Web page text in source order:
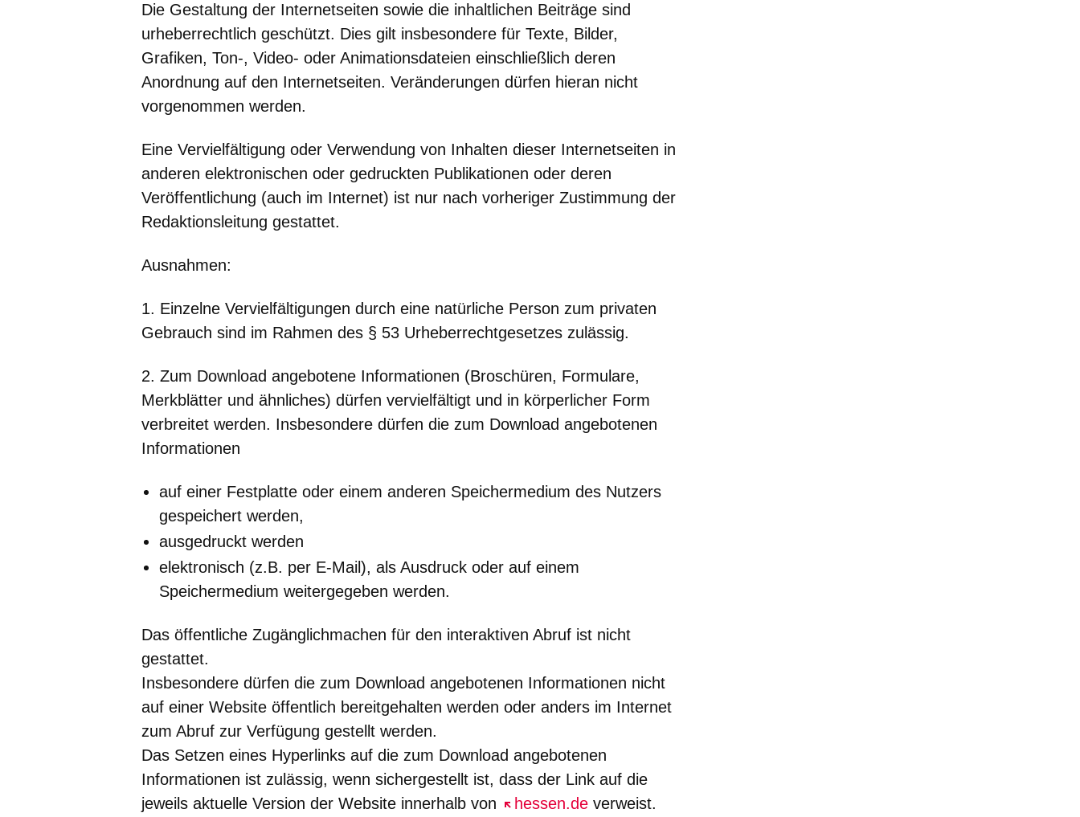
Die Gestaltung der Internetseiten sowie die inhaltlichen Beiträge sind
urheberrechtlich geschützt. Dies gilt insbesondere für Texte, Bilder,
Grafiken, Ton-, Video- oder Animationsdateien einschließlich deren
Anordnung auf den Internetseiten. Veränderungen dürfen hieran nicht
vorgenommen werden.
Eine Vervielfältigung oder Verwendung von Inhalten dieser Internetseiten in
anderen elektronischen oder gedruckten Publikationen oder deren
Veröffentlichung (auch im Internet) ist nur nach vorheriger Zustimmung der
Redaktionsleitung gestattet.
Ausnahmen:
1. Einzelne Vervielfältigungen durch eine natürliche Person zum privaten
Gebrauch sind im Rahmen des § 53 Urheberrechtgesetzes zulässig.
2. Zum Download angebotene Informationen (Broschüren, Formulare,
Merkblätter und ähnliches) dürfen vervielfältigt und in körperlicher Form
verbreitet werden. Insbesondere dürfen die zum Download angebotenen
Informationen
auf einer Festplatte oder einem anderen Speichermedium des Nutzers
gespeichert werden,
ausgedruckt werden
elektronisch (z.B. per E-Mail), als Ausdruck oder auf einem
Speichermedium weitergegeben werden.
Das öffentliche Zugänglichmachen für den interaktiven Abruf ist nicht
gestattet.
Insbesondere dürfen die zum Download angebotenen Informationen nicht
auf einer Website öffentlich bereitgehalten werden oder anders im Internet
zum Abruf zur Verfügung gestellt werden.
Das Setzen eines Hyperlinks auf die zum Download angebotenen
Informationen ist zulässig, wenn sichergestellt ist, dass der Link auf die
jeweils aktuelle Version der Website innerhalb von
hessen.de
Öffnet sich in einem neuen Fenster
verweist.